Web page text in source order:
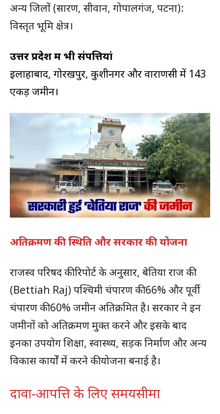
अन्य जिलों (सारण, सीवान, गोपालगंज, पटना):
विस्तृत भूमि क्षेत्र।
उत्तर प्रदेश में भी संपत्तियां
इलाहाबाद, गोरखपुर, कुशीनगर और वाराणसी में 143
एकड़ जमीन।
अतिक्रमण की स्थिति और सरकार की योजना
राजस्व परिषद की रिपोर्ट के अनुसार, बेतिया राज की
(Bettiah Raj) पश्चिमी चंपारण की 66% और पूर्वी
चंपारण की 60% जमीन अतिक्रमित है। सरकार ने इन
जमीनों को अतिक्रमण मुक्त करने और इसके बाद
इनका उपयोग शिक्षा, स्वास्थ्य, सड़क निर्माण और अन्य
विकास कार्यों में करने की योजना बनाई है।
दावा-आपत्ति के लिए समयसीमा